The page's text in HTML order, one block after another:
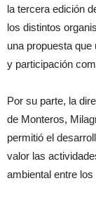
la tercera edición
los distintos
una propuesta
y participación
Por su parte, la
de Monteros,
permitió el
valor las
ambiental entre